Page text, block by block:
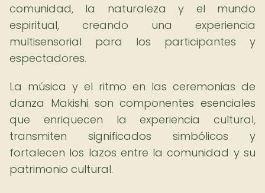
comunidad, la naturaleza y el mundo
espiritual, creando una experiencia
multisensorial para los participantes y
espectadores.
La música y el ritmo en las ceremonias de
danza Makishi son componentes esenciales
que enriquecen la experiencia cultural,
transmiten significados simbólicos y
fortalecen los lazos entre la comunidad y su
patrimonio cultural.